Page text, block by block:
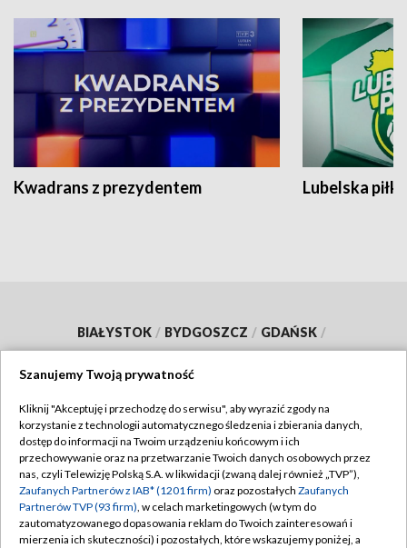
Kwadrans z prezydentem Lubelska piłka
BIAŁYSTOK / BYDGOSZCZ / GDAŃSK /
OPOLE / POZNAŃ / RZESZÓW /
SZCZECIN
WARSZAWA WROCŁAW
Dołącz do nas:
Szanujemy Twoją prywatność
Kliknij "Akceptuję i przechodzę do serwisu", aby wyrazić zgody na
korzystanie z technologii automatycznego śledzenia i zbierania danych,
dostęp do informacji na Twoim urządzeniu końcowym i ich
przechowywanie oraz na przetwarzanie Twoich danych osobowych przez
nas, czyli Telewizję Polską S.A. w likwidacji (zwaną dalej również „TVP”),
Zaufanych Partnerów z IAB* (1201 firm) oraz pozostałych Zaufanych
Partnerów TVP (93 firm), w celach marketingowych (w tym do
zautomatyzowanego dopasowania reklam do Twoich zainteresowań i
mierzenia ich skuteczności) i pozostałych, które wskazujemy poniżej, a